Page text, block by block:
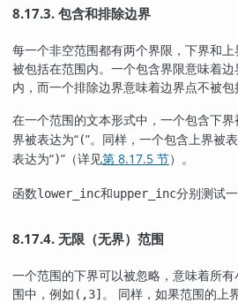
8.17.3. 包含和排除边界
每一个非空范围都有两个界限，下界和
被包括在范围内。一个包含界限意味着
内，而一个排除边界意味着边界点不被包
在一个范围的文本形式中，一个包含下界
界被表达为“(”。同样，一个包含上界被
表达为“)” （详见第 8.17.5 节）。
函数lower_inc和upper_inc分别测试
8.17.4. 无限（无界）范围
一个范围的下界可以被忽略，意味着所
围中，例如 (,3] 。 同样，如果范围的上